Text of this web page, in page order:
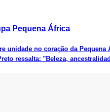
Pequena África
unidade no coração da
ressalta: "Beleza,